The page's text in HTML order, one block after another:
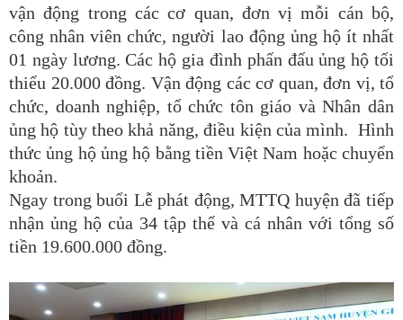
vận động trong các cơ quan, đơn vị mỗi cán bộ,
công nhân viên chức, người lao động ủng hộ ít nhất
01 ngày lương. Các hộ gia đình phấn đấu ủng hộ tối
thiểu 20.000 đồng. Vận động các cơ quan, đơn vị, tổ
chức, doanh nghiệp, tổ chức tôn giáo và Nhân dân
ủng hộ tùy theo khả năng, điều kiện của mình. Hình
thức ủng hộ ủng hộ bằng tiền Việt Nam hoặc chuyển
khoản.
Ngay trong buổi Lễ phát động, MTTQ huyện đã tiếp
nhận ủng hộ của 34 tập thể và cá nhân với tổng số
tiền 19.600.000 đồng.